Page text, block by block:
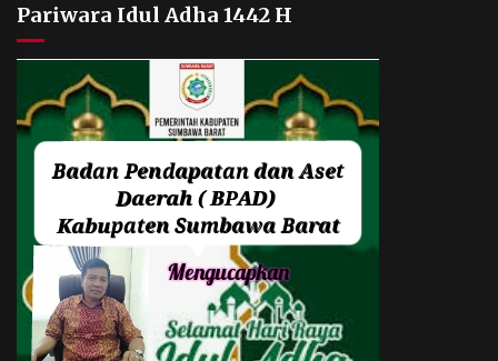
Pariwara Idul Adha 1442 H